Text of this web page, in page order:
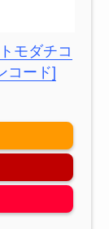
モダチコ
コード]